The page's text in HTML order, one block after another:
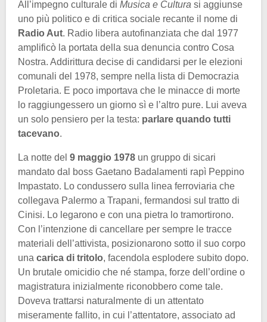
All’impegno culturale di Musica e Cultura si aggiunse
uno più politico e di critica sociale recante il nome di
Radio Aut. Radio libera autofinanziata che dal 1977
amplificò la portata della sua denuncia contro Cosa
Nostra. Addirittura decise di candidarsi per le elezioni
comunali del 1978, sempre nella lista di Democrazia
Proletaria. E poco importava che le minacce di morte
lo raggiungessero un giorno sì e l’altro pure. Lui aveva
un solo pensiero per la testa: parlare quando tutti
tacevano.
La notte del 9 maggio 1978 un gruppo di sicari
mandato dal boss Gaetano Badalamenti rapì Peppino
Impastato. Lo condussero sulla linea ferroviaria che
collegava Palermo a Trapani, fermandosi sul tratto di
Cinisi. Lo legarono e con una pietra lo tramortirono.
Con l’intenzione di cancellare per sempre le tracce
materiali dell’attivista, posizionarono sotto il suo corpo
una carica di tritolo, facendola esplodere subito dopo.
Un brutale omicidio che né stampa, forze dell’ordine o
magistratura inizialmente riconobbero come tale.
Doveva trattarsi naturalmente di un attentato
miseramente fallito, in cui l’attentatore, associato ad